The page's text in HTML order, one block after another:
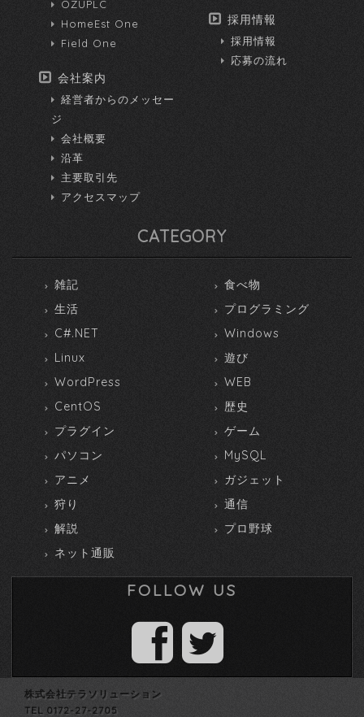
OZUPLC
HomeEst One
Field One
会社案内
経営者からのメッセー
ジ
会社概要
沿革
主要取引先
アクセスマップ
採用情報
採用情報
応募の流れ
CATEGORY
雑記
食べ物
生活
プログラミング
C#.NET
Windows
Linux
遊び
WordPress
WEB
CentOS
歴史
プラグイン
ゲーム
パソコン
MySQL
アニメ
ガジェット
狩り
通信
解説
プロ野球
ネット通販
FOLLOW US
株式会社テラソリューション
TEL 0172-27-2705